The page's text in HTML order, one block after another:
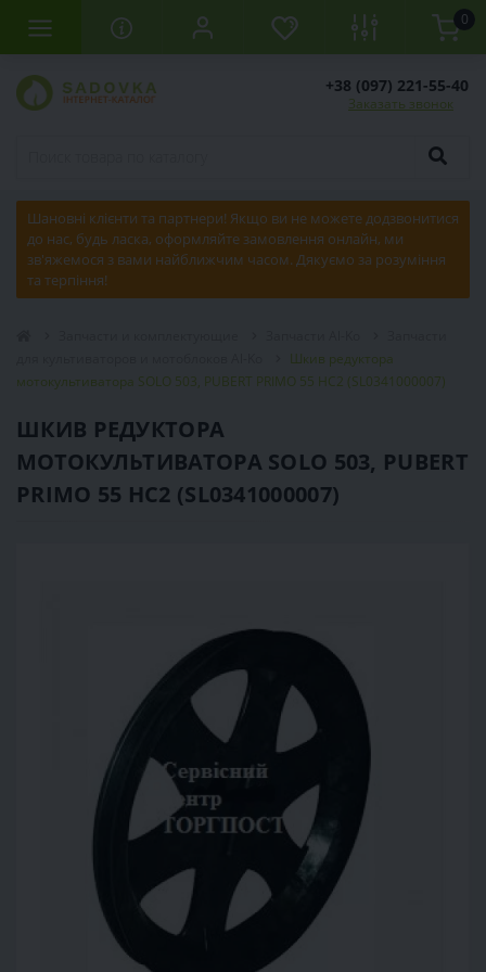
0
+38 (097) 221-55-40
Заказать звонок
Шановні клієнти та партнери! Якщо ви не можете додзвонитися
до нас, будь ласка, оформляйте замовлення онлайн, ми
зв'яжемося з вами найближчим часом. Дякуємо за розуміння
та терпіння!
Шкив редуктора
мотокультиватора SOLO 503, PUBERT PRIMO 55 HC2 (SL0341000007)
ШКИВ РЕДУКТОРА
МОТОКУЛЬТИВАТОРА SOLO 503, PUBERT
PRIMO 55 HC2 (SL0341000007)